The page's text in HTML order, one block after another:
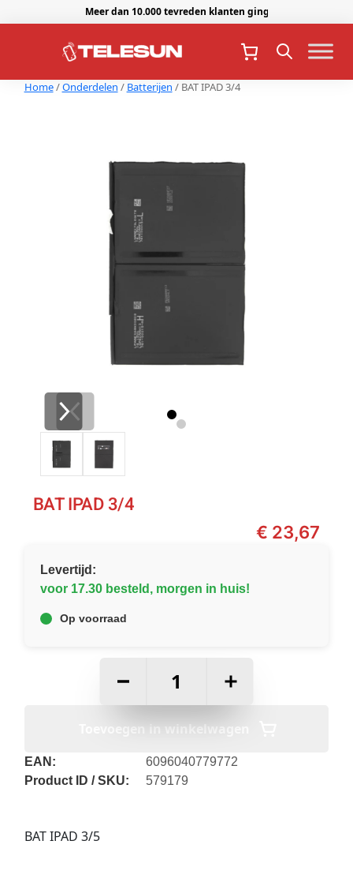
Meer dan 10.000 tevreden klanten gingen je voor.
Home/Onderdelen / Batterijen / BAT IPAD 3/4
BAT IPAD 3/4
€ 23,67
Levertijd:
voor 17.30 besteld, morgen in huis!
Op voorraad
+
Toevoegen in winkelwagen
EAN:
6096040779772
Product ID / SKU:
579179
BAT IPAD 3/5